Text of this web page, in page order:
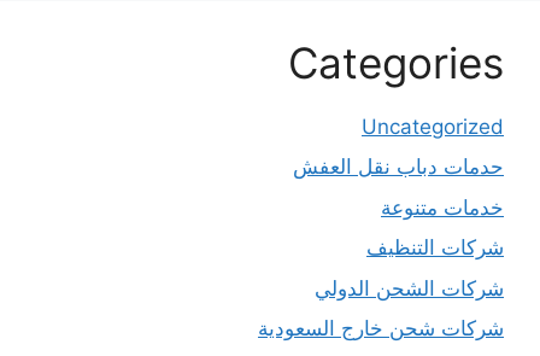
Categories
Uncategorized
حدمات دباب نقل العفش
خدمات متنوعة
شركات التنظيف
شركات الشحن الدولي
شركات شحن خارج السعودية